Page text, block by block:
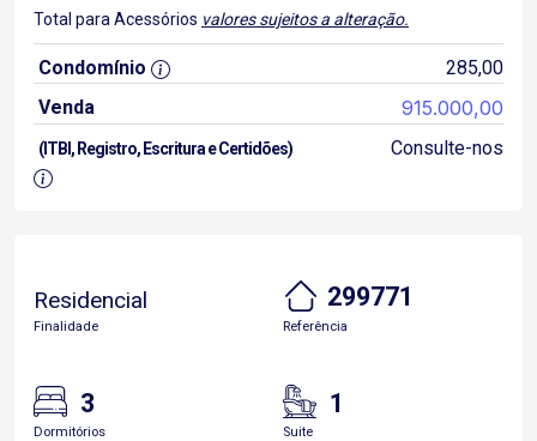
Total para Acessórios valores sujeitos a alteração.
Condomínio
285,00
Venda
915.000,00
(ITBI, Registro, Escritura e Certidões) Consulte-nos
Residencial
Finalidade
299771
Referência
3
Dormitórios
1
Suite